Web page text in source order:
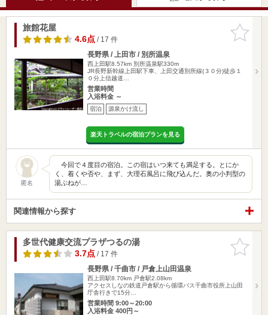
お気に入
りに追加
旅館花屋
4.6点/ 17 件
長野県 / 上田市 / 別所温泉
西上田駅8.57km 別所温泉駅330m
JR長野新幹線上田駅下車、上田交通別所線(３０分)徒歩１
０分上信越道…
営業時間
入浴料金 ～
宿泊 源泉かけ流し
楽天トラベルの宿泊プランを見る
匿名
今回で４度目の宿泊。この宿はいつ来ても満足する。とにか
く、着くや否や、まず、大理石風呂に飛び込んだ。奥の小判型の
湯ぶねが…
関連情報から探す
お気に入
りに追加
多世代健康交流プラザつるの湯
3.7点/ 17 件
長野県 / 千曲市 / 戸倉上山田温泉
西上田駅8.70km 戸倉駅2.08km
アクセスしなの鉄道戸倉駅から循環バス千曲市役所上山田
庁舎行きで15分…
営業時間 9:00～20:00
入浴料金 400円～